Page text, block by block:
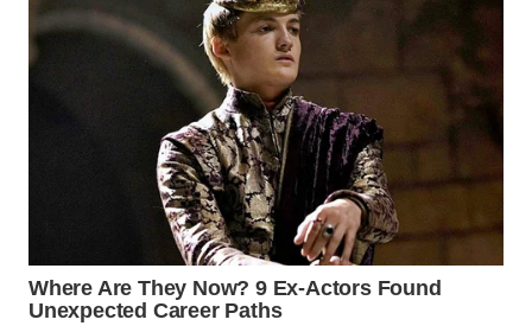
KALTIM
SULUT